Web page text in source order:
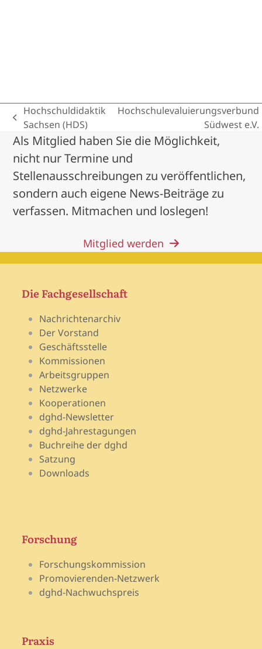
previous
post:
Hochschuldidaktik
Sachsen (HDS)
post:
Hochschulevaluierungsverbund
Südwest e.V.
Als Mitglied haben Sie die Möglichkeit,
nicht nur Termine und
Stellenausschreibungen zu veröffentlichen,
sondern auch eigene News-Beiträge zu
verfassen. Mitmachen und loslegen!
Mitglied werden
Die Fachgesellschaft
Nachrichtenarchiv
Der Vorstand
Geschäftsstelle
Kommissionen
Arbeitsgruppen
Netzwerke
Kooperationen
dghd-Newsletter
dghd-Jahrestagungen
Buchreihe der dghd
Satzung
Downloads
Forschung
Forschungskommission
Promovierenden-Netzwerk
dghd-Nachwuchspreis
Praxis